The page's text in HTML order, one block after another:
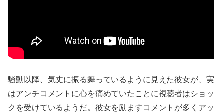
騒動以降、気丈に振る舞っているように見えた彼女が、実
はアンチコメントに心を痛めていたことに視聴者はショッ
クを受けているようだ。彼女を励ますコメントが多くアッ